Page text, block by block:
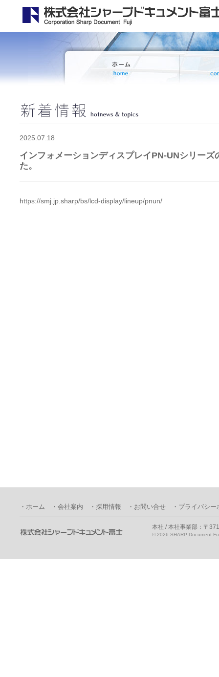
2025.07.18
インフォメーションディスプレイPN-UNシリーズ
た。
https://smj.jp.sharp/bs/lcd-display/lineup/pnun/
・ホーム ・会社案内 ・採用情報 ・お問い合せ ・プライバシ
本社 / 本社事業部：〒
© 2026 SHARP Document